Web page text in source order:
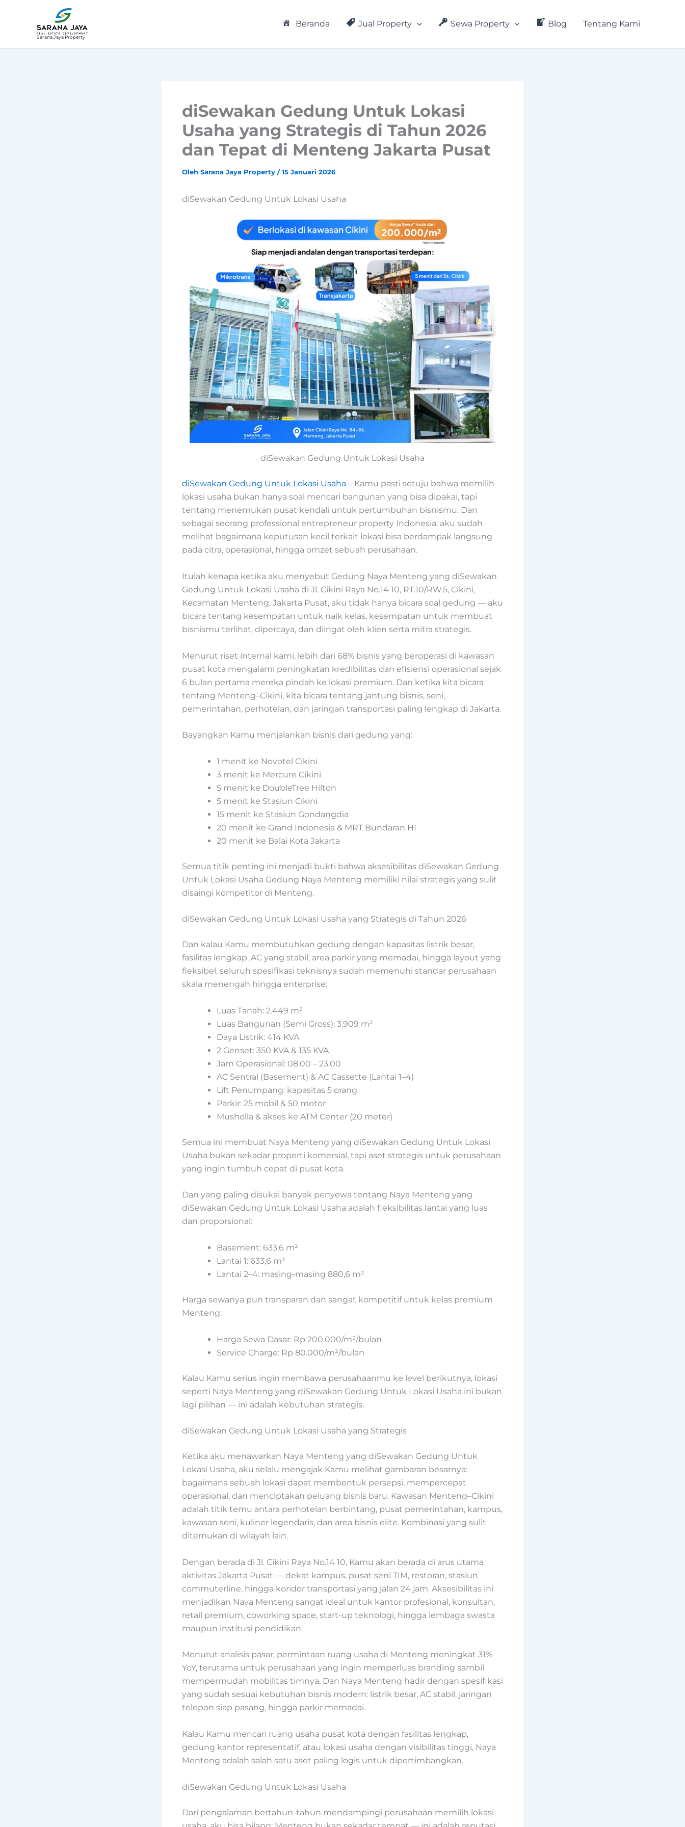
Sarana Jaya Property
Beranda Jual Property Sewa Property Blog Tentang Kami
diSewakan Gedung Untuk Lokasi
Usaha yang Strategis di Tahun 2026
dan Tepat di Menteng Jakarta Pusat
Oleh Sarana Jaya Property /15 Januari 2026
diSewakan Gedung Untuk Lokasi Usaha
diSewakan Gedung Untuk Lokasi Usaha
diSewakan Gedung Untuk Lokasi Usaha – Kamu pasti setuju bahwa memilih
lokasi usaha bukan hanya soal mencari bangunan yang bisa dipakai, tapi
tentang menemukan pusat kendali untuk pertumbuhan bisnismu. Dan
sebagai seorang professional entrepreneur property Indonesia, aku sudah
melihat bagaimana keputusan kecil terkait lokasi bisa berdampak langsung
pada citra, operasional, hingga omzet sebuah perusahaan.
Itulah kenapa ketika aku menyebut Gedung Naya Menteng yang diSewakan
Gedung Untuk Lokasi Usaha di Jl. Cikini Raya No.14 10, RT.10/RW.5, Cikini,
Kecamatan Menteng, Jakarta Pusat, aku tidak hanya bicara soal gedung — aku
bicara tentang kesempatan untuk naik kelas, kesempatan untuk membuat
bisnismu terlihat, dipercaya, dan diingat oleh klien serta mitra strategis.
Menurut riset internal kami, lebih dari 68% bisnis yang beroperasi di kawasan
pusat kota mengalami peningkatan kredibilitas dan efisiensi operasional sejak
6 bulan pertama mereka pindah ke lokasi premium. Dan ketika kita bicara
tentang Menteng–Cikini, kita bicara tentang jantung bisnis, seni,
pemerintahan, perhotelan, dan jaringan transportasi paling lengkap di Jakarta.
Bayangkan Kamu menjalankan bisnis dari gedung yang:
1 menit ke Novotel Cikini
3 menit ke Mercure Cikini
5 menit ke DoubleTree Hilton
5 menit ke Stasiun Cikini
15 menit ke Stasiun Gondangdia
20 menit ke Grand Indonesia & MRT Bundaran HI
20 menit ke Balai Kota Jakarta
Semua titik penting ini menjadi bukti bahwa aksesibilitas diSewakan Gedung
Untuk Lokasi Usaha Gedung Naya Menteng memiliki nilai strategis yang sulit
disaingi kompetitor di Menteng.
diSewakan Gedung Untuk Lokasi Usaha yang Strategis di Tahun 2026
Dan kalau Kamu membutuhkan gedung dengan kapasitas listrik besar,
fasilitas lengkap, AC yang stabil, area parkir yang memadai, hingga layout yang
fleksibel, seluruh spesifikasi teknisnya sudah memenuhi standar perusahaan
skala menengah hingga enterprise:
Luas Tanah: 2.449 m²
Luas Bangunan (Semi Gross): 3.909 m²
Daya Listrik: 414 KVA
2 Genset: 350 KVA & 135 KVA
Jam Operasional: 08.00 – 23.00
AC Sentral (Basement) & AC Cassette (Lantai 1–4)
Lift Penumpang: kapasitas 5 orang
Parkir: 25 mobil & 50 motor
Musholla & akses ke ATM Center (20 meter)
Semua ini membuat Naya Menteng yang diSewakan Gedung Untuk Lokasi
Usaha bukan sekadar properti komersial, tapi aset strategis untuk perusahaan
yang ingin tumbuh cepat di pusat kota.
Dan yang paling disukai banyak penyewa tentang Naya Menteng yang
diSewakan Gedung Untuk Lokasi Usaha adalah fleksibilitas lantai yang luas
dan proporsional:
Basement: 633,6 m²
Lantai 1: 633,6 m²
Lantai 2–4: masing-masing 880,6 m²
Harga sewanya pun transparan dan sangat kompetitif untuk kelas premium
Menteng:
Harga Sewa Dasar: Rp 200.000/m²/bulan
Service Charge: Rp 80.000/m²/bulan
Kalau Kamu serius ingin membawa perusahaanmu ke level berikutnya, lokasi
seperti Naya Menteng yang diSewakan Gedung Untuk Lokasi Usaha ini bukan
lagi pilihan — ini adalah kebutuhan strategis.
diSewakan Gedung Untuk Lokasi Usaha yang Strategis
Ketika aku menawarkan Naya Menteng yang diSewakan Gedung Untuk
Lokasi Usaha, aku selalu mengajak Kamu melihat gambaran besarnya:
bagaimana sebuah lokasi dapat membentuk persepsi, mempercepat
operasional, dan menciptakan peluang bisnis baru. Kawasan Menteng–Cikini
adalah titik temu antara perhotelan berbintang, pusat pemerintahan, kampus,
kawasan seni, kuliner legendaris, dan area bisnis elite. Kombinasi yang sulit
ditemukan di wilayah lain.
Dengan berada di Jl. Cikini Raya No.14 10, Kamu akan berada di arus utama
aktivitas Jakarta Pusat — dekat kampus, pusat seni TIM, restoran, stasiun
commuterline, hingga koridor transportasi yang jalan 24 jam. Aksesibilitas ini
menjadikan Naya Menteng sangat ideal untuk kantor profesional, konsultan,
retail premium, coworking space, start-up teknologi, hingga lembaga swasta
maupun institusi pendidikan.
Menurut analisis pasar, permintaan ruang usaha di Menteng meningkat 31%
YoY, terutama untuk perusahaan yang ingin memperluas branding sambil
mempermudah mobilitas timnya. Dan Naya Menteng hadir dengan spesifikasi
yang sudah sesuai kebutuhan bisnis modern: listrik besar, AC stabil, jaringan
telepon siap pasang, hingga parkir memadai.
Kalau Kamu mencari ruang usaha pusat kota dengan fasilitas lengkap,
gedung kantor representatif, atau lokasi usaha dengan visibilitas tinggi, Naya
Menteng adalah salah satu aset paling logis untuk dipertimbangkan.
diSewakan Gedung Untuk Lokasi Usaha
Dari pengalaman bertahun-tahun mendampingi perusahaan memilih lokasi